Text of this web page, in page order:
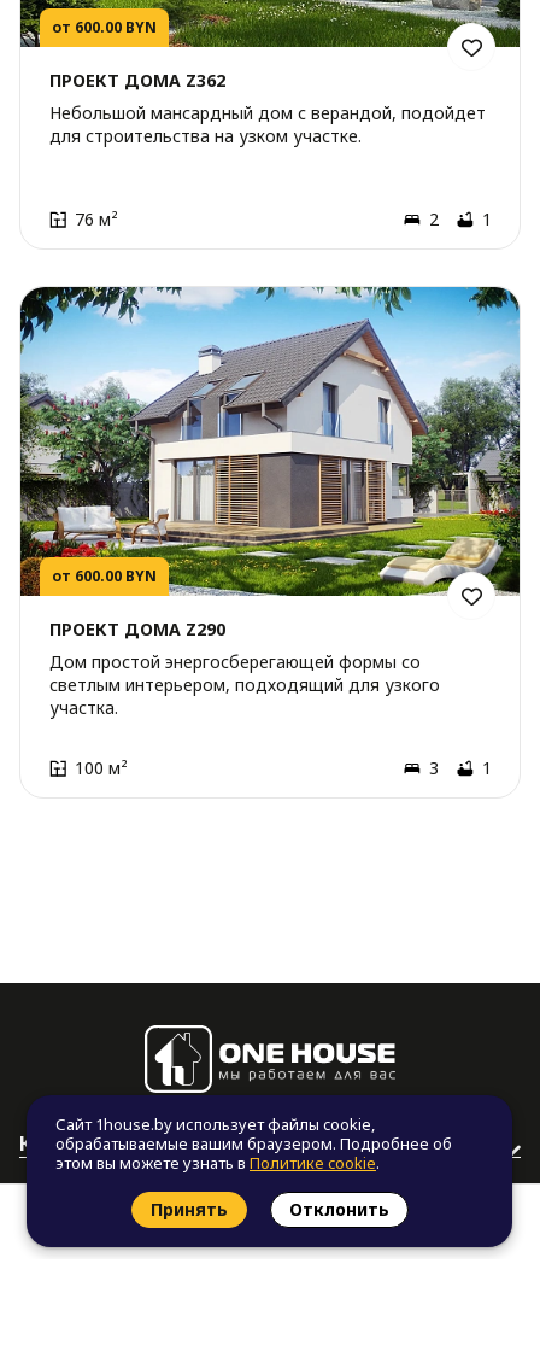
от 600.00 BYN
ПРОЕКТ ДОМА Z362
Небольшой мансардный дом с верандой, подойдет
для строительства на узком участке.
76 м² 2 1
от 600.00 BYN
ПРОЕКТ ДОМА Z290
Дом простой энергосберегающей формы со
светлым интерьером, подходящий для узкого
участка.
100 м² 3 1
КАТАЛОГ
УСЛУГИ
БЛОГ
Заказать звонок Найти проект
Сайт 1house.by использует файлы cookie,
обрабатываемые вашим браузером. Подробнее об
этом вы можете узнать вПолитике cookie.
Принять Отклонить